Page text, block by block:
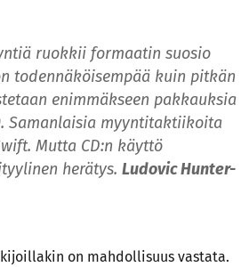
ruokkii formaatin suosio
todennäköisempää kuin pitkän
enimmäkseen pakkauksia
Samanlaisia ​​myyntitaktiikoita
Mutta CD:n käyttö
herätys. Ludovic Hunter-
on mahdollisuus vastata.